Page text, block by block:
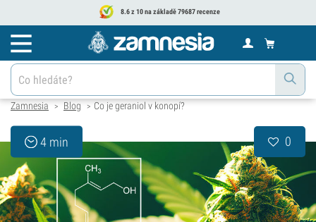
8.6 z 10 na základě 79687 recenze
Zamnesia > Blog > Co je geraniol v konopí?
4 min 0